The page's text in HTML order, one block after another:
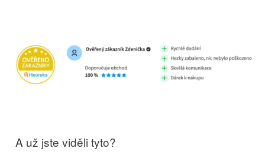
A už jste viděli tyto?